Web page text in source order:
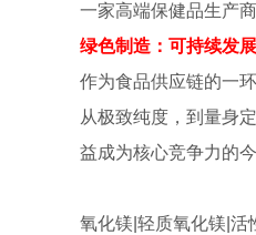
一家高端保健品生产
绿色制造：可持续发
作为食品供应链的一
从极致纯度，到量身
益成为核心竞争力的
氧化镁|轻质氧化镁|活